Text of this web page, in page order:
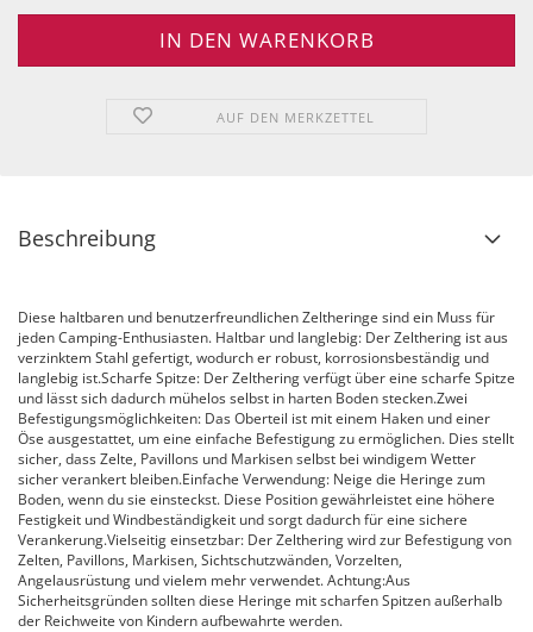
AUF DEN MERKZETTEL
Beschreibung
Diese haltbaren und benutzerfreundlichen Zeltheringe sind ein Muss für
jeden Camping-Enthusiasten. Haltbar und langlebig: Der Zelthering ist aus
verzinktem Stahl gefertigt, wodurch er robust, korrosionsbeständig und
langlebig ist.Scharfe Spitze: Der Zelthering verfügt über eine scharfe Spitze
und lässt sich dadurch mühelos selbst in harten Boden stecken.Zwei
Befestigungsmöglichkeiten: Das Oberteil ist mit einem Haken und einer
Öse ausgestattet, um eine einfache Befestigung zu ermöglichen. Dies stellt
sicher, dass Zelte, Pavillons und Markisen selbst bei windigem Wetter
sicher verankert bleiben.Einfache Verwendung: Neige die Heringe zum
Boden, wenn du sie einsteckst. Diese Position gewährleistet eine höhere
Festigkeit und Windbeständigkeit und sorgt dadurch für eine sichere
Verankerung.Vielseitig einsetzbar: Der Zelthering wird zur Befestigung von
Zelten, Pavillons, Markisen, Sichtschutzwänden, Vorzelten,
Angelausrüstung und vielem mehr verwendet. Achtung:Aus
Sicherheitsgründen sollten diese Heringe mit scharfen Spitzen außerhalb
der Reichweite von Kindern aufbewahrte werden.